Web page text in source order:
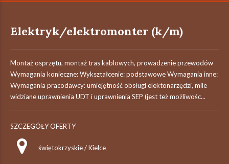
Elektryk/elektromonter (k/m)
Montaż osprzętu, montaż tras kablowych, prowadzenie przewodów
Wymagania konieczne: Wykształcenie: podstawowe Wymagania inne:
Wymagania pracodawcy: umiejętność obsługi elektonarzędzi, mile
widziane uprawnienia UDT i uprawnienia SEP (jest też możliwośc...
SZCZEGÓŁY OFERTY
świętokrzyskie / Kielce